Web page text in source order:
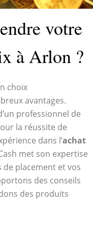
votre
à Arlon ?
choix
avantages.
professionnel de
la réussite de
dans l’achat
met son expertise
de placement et vos
des conseils
des produits